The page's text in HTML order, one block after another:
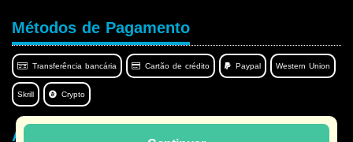
Métodos de Pagamento
Transferência bancária Cartão de crédito Paypal Western Union
Skrill Crypto
Afilnet no seu idioma